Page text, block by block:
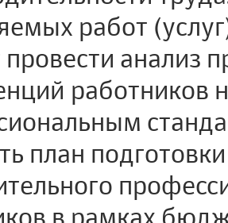
работ
провести анализ
работников
план
в рамках